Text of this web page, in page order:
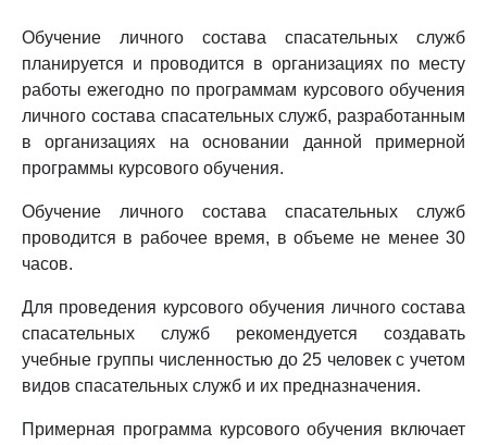
Обучение личного состава спасательных служб
планируется и проводится в организациях по месту
работы ежегодно по программам курсового обучения
личного состава спасательных служб, разработанным
в организациях на основании данной примерной
программы курсового обучения.
Обучение личного состава спасательных служб
проводится в рабочее время, в объеме не менее 30
часов.
Для проведения курсового обучения личного состава
спасательных служб рекомендуется создавать
учебные группы численностью до 25 человек с учетом
видов спасательных служб и их предназначения.
Примерная программа курсового обучения включает